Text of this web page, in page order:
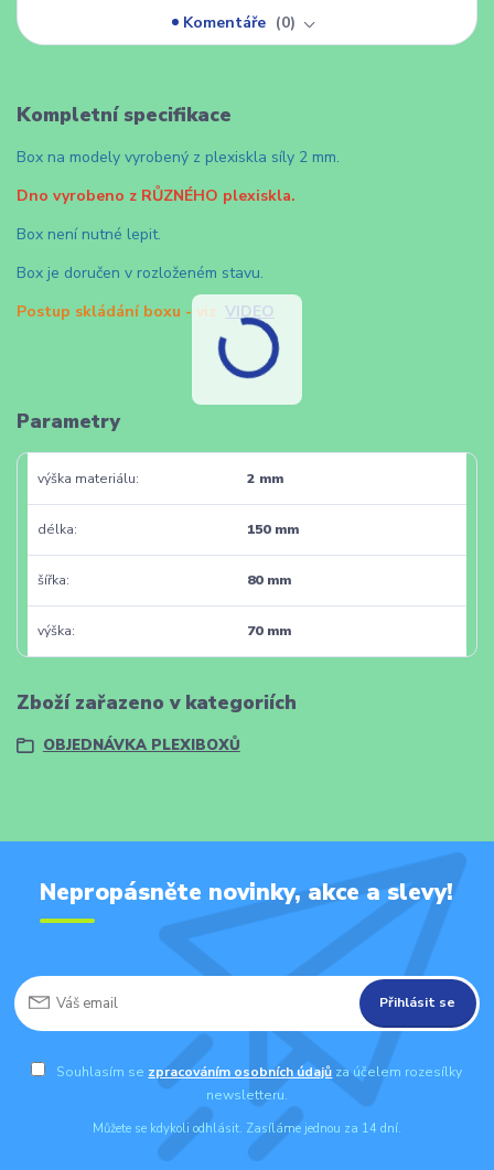
Komentáře
0
Kompletní specifikace
Box na modely vyrobený z plexiskla síly 2 mm.
Dno vyrobeno z RŮZNÉHO plexiskla.
Box není nutné lepit.
Box je doručen v rozloženém stavu.
Postup skládání boxu - viz VIDEO.
Parametry
výška materiálu 2 mm
délka 150 mm
šířka 80 mm
výška 70 mm
Zboží zařazeno v kategoriích
OBJEDNÁVKA PLEXIBOXŮ
Nepropásněte novinky, akce a slevy!
Přihlásit se
Souhlasím se zpracováním osobních údajů za účelem rozesílky
newsletteru.
Můžete se kdykoli odhlásit. Zasíláme jednou za 14 dní.